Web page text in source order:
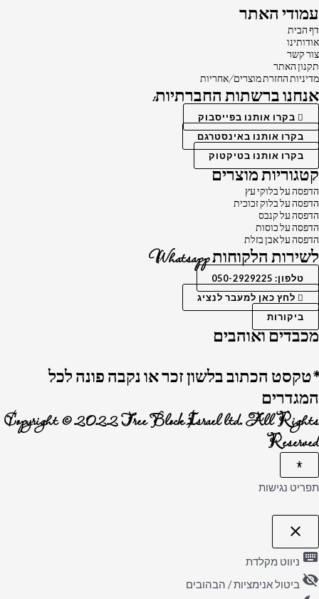
עמודי האתר
דף הבית
אודותינו
צור קשר
תקנון האתר
מדיניות החזרת מוצרים/אחריות
אנחנו ברשתות החברתיות:
בקרו אותנו בפייסבוק
בקרו אותנו באינסטרגם
בקרו אותנו בטיקטוק
קטגוריות מוצרים
הדפסה על בלוקי עץ
הדפסה על בלוק זכוכית
הדפסה על קנבס
הדפסה על כוסות
הדפסה על אבן בזלת
לשירות הלקוחות Whatsapp
טלפון: 050-2929225
לחץ כאן למעבר לנציג
ביקורות
מכבדים ואוהבים
*טקסט הכתוב בלשון זכר או נקבה פונה לכל
המגדרים
Copyright © 2022 Tree Block Israel ltd. All Rights
Reserved
תפריט נגישות
close
פתיחה
של
הנגישות
keyboard ניווט מקלדת
visibility_off ביטול אנימציות / הבהובים